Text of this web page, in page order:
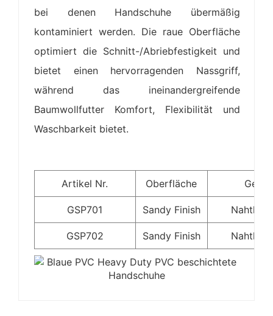
bei denen Handschuhe übermäßig
kontaminiert werden. Die raue Oberfläche
optimiert die Schnitt-/Abriebfestigkeit und
bietet einen hervorragenden Nassgriff,
während das ineinandergreifende
Baumwollfutter Komfort, Flexibilität und
Waschbarkeit bietet.
Artikel Nr. Oberfläche
GSP701 Sandy Finish
GSP702 Sandy Finish